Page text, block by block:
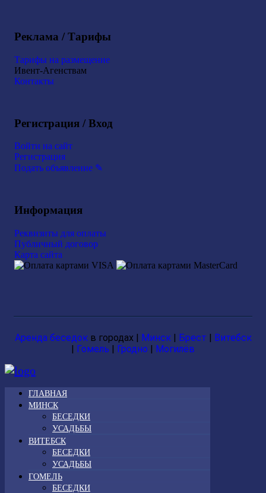
Реклама / Тарифы
Тарифы на размещение
Ивент-Агенствам
Контакты
Регистрация / Вход
Войти на сайт
Регистрация
Подать объявление ✎
Информация
Реквизиты для оплаты
Публичный договор
Карта сайта
Аренда беседокв городах | Минск| Брест | Витебск
| Гомель | Гродно | Могилёв
ГЛАВНАЯ
МИНСК
БЕСЕДКИ
УСАДЬБЫ
ВИТЕБСК
БЕСЕДКИ
УСАДЬБЫ
ГОМЕЛЬ
БЕСЕДКИ